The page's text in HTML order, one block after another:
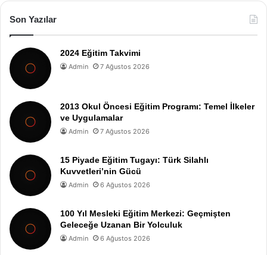
Son Yazılar
2024 Eğitim Takvimi
Admin 7 Ağustos 2026
2013 Okul Öncesi Eğitim Programı: Temel İlkeler
ve Uygulamalar
Admin 7 Ağustos 2026
15 Piyade Eğitim Tugayı: Türk Silahlı
Kuvvetleri’nin Gücü
Admin 6 Ağustos 2026
100 Yıl Mesleki Eğitim Merkezi: Geçmişten
Geleceğe Uzanan Bir Yolculuk
Admin 6 Ağustos 2026